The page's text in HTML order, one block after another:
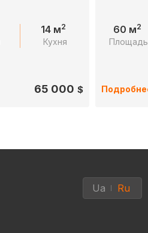
14 м2
Кухня
65 000 $
60 м2
Площадь
Ua Ru